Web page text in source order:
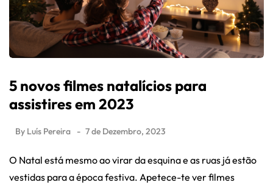
5 novos filmes natalícios para
assistires em 2023
By Luís Pereira 7 de Dezembro, 2023
O Natal está mesmo ao virar da esquina e as ruas já estão
vestidas para a época festiva. Apetece-te ver filmes